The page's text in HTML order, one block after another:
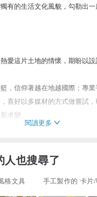
有的生活文化風貌，勾勒出
愛這片土地的情懷，期盼以
，信仰著越在地越國際；專
喜好以多媒材的方式做嘗試
求變。
閱讀更多
人也搜尋了
格文具 手工製作的 卡片